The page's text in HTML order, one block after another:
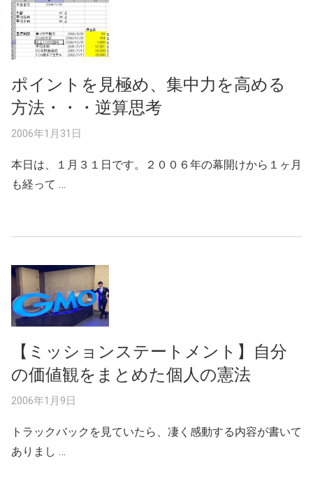
ポイントを見極め、集中力を高める
方法・・・逆算思考
2006年1月31日
本日は、１月３１日です。２００６年の幕開けから１ヶ月
も経って …
【ミッションステートメント】自分
の価値観をまとめた個人の憲法
2006年1月9日
トラックバックを見ていたら、凄く感動する内容が書いて
ありまし …